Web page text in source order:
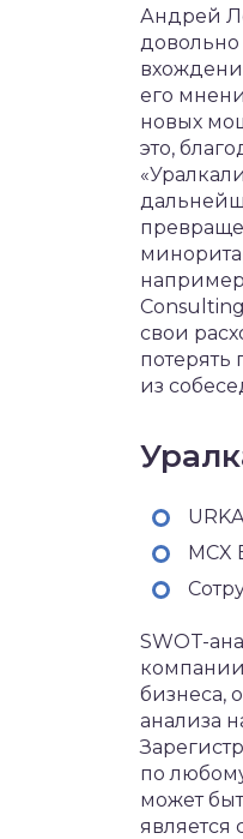
Андрей
довольно
его
новых
это,
например
свои
потерять
из
MCX
SWOT-
бизнеса,
анализа
по
может
является